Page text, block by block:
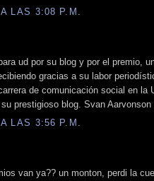
LAS 3:08 P.M.
ud por su blog y por el premio,
gracias a su labor
de comunicación social en la
prestigioso blog. Svan Aarvonson
LAS 3:56 P.M.
van ya?? un monton, perdi la